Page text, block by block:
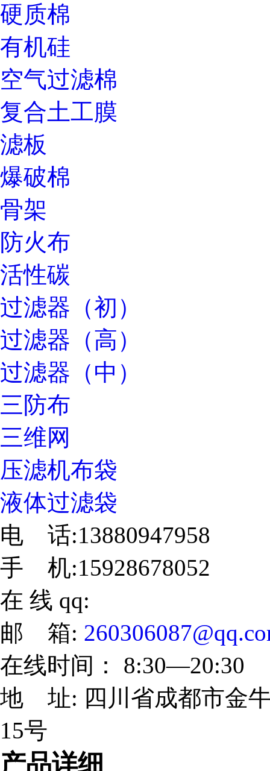
硬质棉
有机硅
空气过滤棉
复合土工膜
滤板
爆破棉
骨架
防火布
活性碳
过滤器（初）
过滤器（高）
过滤器（中）
三防布
三维网
压滤机布袋
液体过滤袋
电 话:13880947958
手 机:15928678052
在 线 qq:
邮 箱:
在线时间： 8:30—20:30
地 址: 四川省成都市金
15号
产品详细